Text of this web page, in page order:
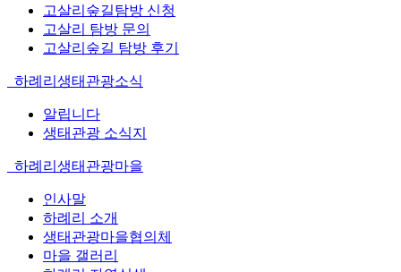
고살리숲길탐방 신청
고살리 탐방 문의
고살리숲길 탐방 후기
하례리생태관광소식
알립니다
생태관광 소식지
하례리생태관광마을
인사말
하례리 소개
생태관광마을협의체
마을 갤러리